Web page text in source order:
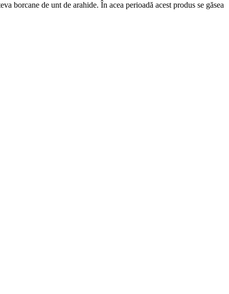
borcane de unt de arahide. În acea perioadă acest produs se găsea